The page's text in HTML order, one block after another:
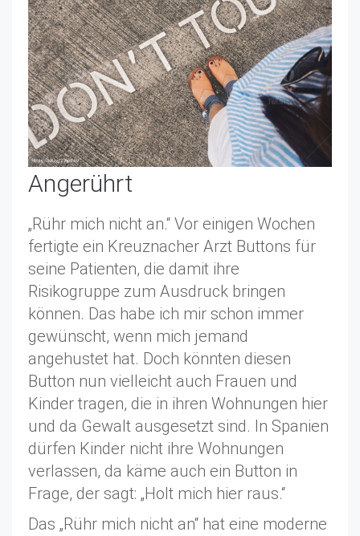
Angerührt
„Rühr mich nicht an.“ Vor einigen Wochen
fertigte ein Kreuznacher Arzt Buttons für
seine Patienten, die damit ihre
Risikogruppe zum Ausdruck bringen
können. Das habe ich mir schon immer
gewünscht, wenn mich jemand
angehustet hat. Doch könnten diesen
Button nun vielleicht auch Frauen und
Kinder tragen, die in ihren Wohnungen hier
und da Gewalt ausgesetzt sind. In Spanien
dürfen Kinder nicht ihre Wohnungen
verlassen, da käme auch ein Button in
Frage, der sagt: „Holt mich hier raus.“
Das „Rühr mich nicht an“ hat eine moderne